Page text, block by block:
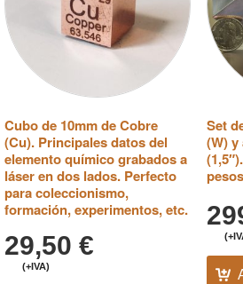
Cubo de 10mm de Cobre
(Cu). Principales datos del
elemento químico grabados a
láser en dos lados. Perfecto
para coleccionismo,
formación, experimentos, etc.
29,50 €
(+IVA)
Set
(W)